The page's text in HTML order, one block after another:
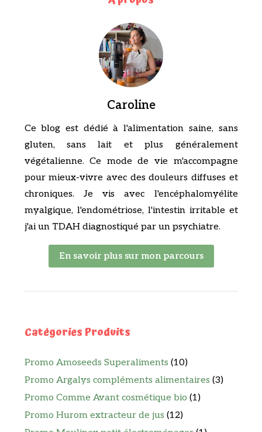
Caroline
Ce blog est dédié à l'alimentation saine, sans
gluten, sans lait et plus généralement
végétalienne. Ce mode de vie m'accompagne
pour mieux-vivre avec des douleurs diffuses et
chroniques. Je vis avec l'encéphalomyélite
myalgique, l'endométriose, l'intestin irritable et
j'ai un TDAH diagnostiqué par un psychiatre.
En savoir plus sur mon parcours
Catégories Produits
Promo Amoseeds Superaliments (10)
Promo Argalys compléments alimentaires (3)
Promo Comme Avant cosmétique bio (1)
Promo Hurom extracteur de jus (12)